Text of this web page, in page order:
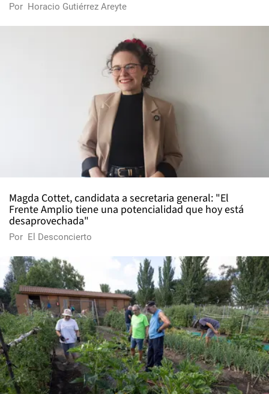
Por Horacio Gutiérrez Areyte
Magda Cottet, candidata a secretaria general: "El
Frente Amplio tiene una potencialidad que hoy está
desaprovechada"
Por El Desconcierto